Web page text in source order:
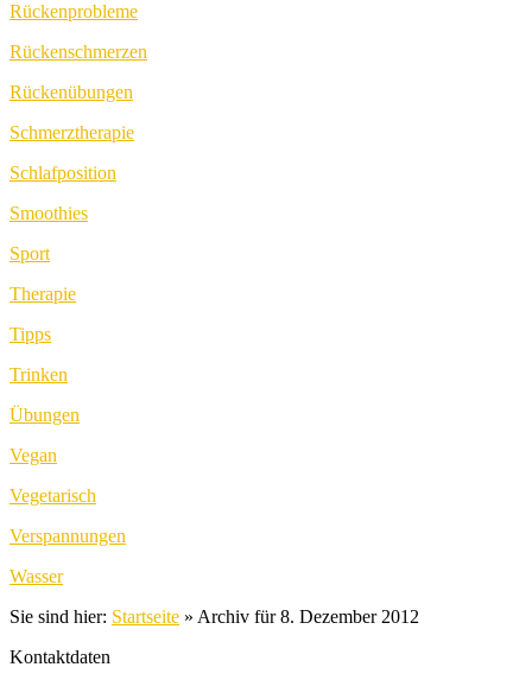
Rückenprobleme
Rückenschmerzen
Rückenübungen
Schmerztherapie
Schlafposition
Smoothies
Sport
Therapie
Tipps
Trinken
Übungen
Vegan
Vegetarisch
Verspannungen
Wasser
Sie sind hier: Startseite » Archiv für 8. Dezember 2012
Kontaktdaten